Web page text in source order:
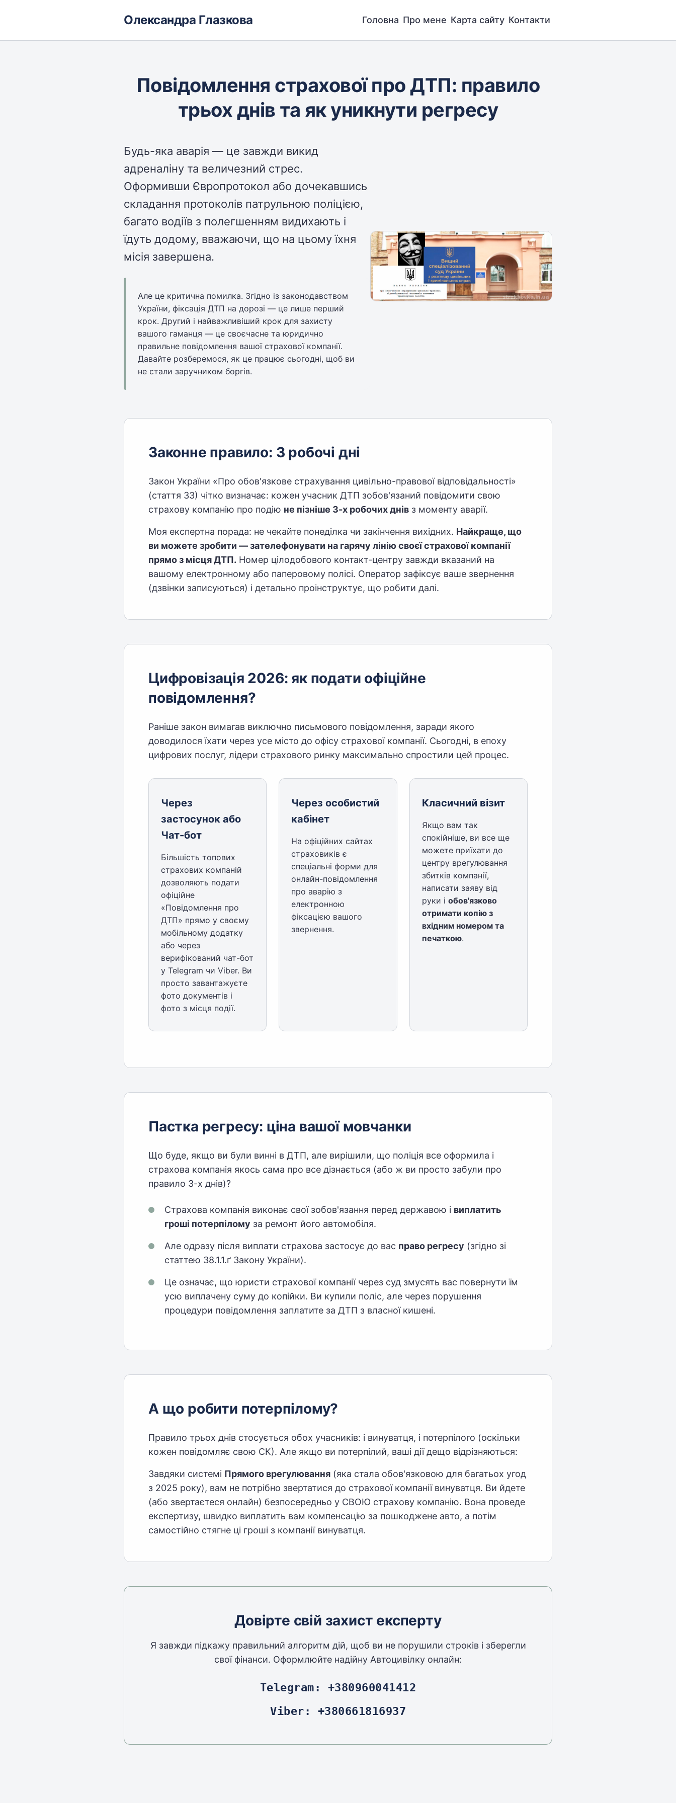
Олександра Глазкова Головна Про мене Карта сайту Контакти
Повідомлення страхової про ДТП: правило
трьох днів та як уникнути регресу
Будь-яка аварія — це завжди викид
адреналіну та величезний стрес.
Оформивши Європротокол або дочекавшись
складання протоколів патрульною поліцією,
багато водіїв з полегшенням видихають і
їдуть додому, вважаючи, що на цьому їхня
місія завершена.
Але це критична помилка. Згідно із законодавством
України, фіксація ДТП на дорозі — це лише перший
крок. Другий і найважливіший крок для захисту
вашого гаманця — це своєчасне та юридично
правильне повідомлення вашої страхової компанії.
Давайте розберемося, як це працює сьогодні, щоб ви
не стали заручником боргів.
Законне правило: 3 робочі дні
Закон України «Про обов'язкове страхування цивільно-правової відповідальності»
(стаття 33) чітко визначає: кожен учасник ДТП зобов'язаний повідомити свою
страхову компанію про подію не пізніше 3-х робочих днів з моменту аварії.
Моя експертна порада: не чекайте понеділка чи закінчення вихідних. Найкраще, що
ви можете зробити — зателефонувати на гарячу лінію своєї страхової компанії
прямо з місця ДТП. Номер цілодобового контакт-центру завжди вказаний на
вашому електронному або паперовому полісі. Оператор зафіксує ваше звернення
(дзвінки записуються) і детально проінструктує, що робити далі.
Цифровізація 2026: як подати офіційне
повідомлення?
Раніше закон вимагав виключно письмового повідомлення, заради якого
доводилося їхати через усе місто до офісу страхової компанії. Сьогодні, в епоху
цифрових послуг, лідери страхового ринку максимально спростили цей процес.
Через
застосунок або
Чат-бот
Більшість топових
страхових компаній
дозволяють подати
офіційне
«Повідомлення про
ДТП» прямо у своєму
мобільному додатку
або через
верифікований чат-бот
у Telegram чи Viber. Ви
просто завантажуєте
фото документів і
фото з місця події.
Через особистий
кабінет
На офіційних сайтах
страховиків є
спеціальні форми для
онлайн-повідомлення
про аварію з
електронною
фіксацією вашого
звернення.
Класичний візит
Якщо вам так
спокійніше, ви все ще
можете приїхати до
центру врегулювання
збитків компанії,
написати заяву від
руки і обов'язково
отримати копію з
вхідним номером та
печаткою.
Пастка регресу: ціна вашої мовчанки
Що буде, якщо ви були винні в ДТП, але вирішили, що поліція все оформила і
страхова компанія якось сама про все дізнається (або ж ви просто забули про
правило 3-х днів)?
Страхова компанія виконає свої зобов'язання перед державою і виплатить
гроші потерпілому за ремонт його автомобіля.
Але одразу після виплати страхова застосує до вас право регресу (згідно зі
статтею 38.1.1.ґ Закону України).
Це означає, що юристи страхової компанії через суд змусять вас повернути їм
усю виплачену суму до копійки. Ви купили поліс, але через порушення
процедури повідомлення заплатите за ДТП з власної кишені.
А що робити потерпілому?
Правило трьох днів стосується обох учасників: і винуватця, і потерпілого (оскільки
кожен повідомляє свою СК). Але якщо ви потерпілий, ваші дії дещо відрізняються:
Завдяки системі Прямого врегулювання (яка стала обов'язковою для багатьох угод
з 2025 року), вам не потрібно звертатися до страхової компанії винуватця. Ви йдете
(або звертаєтеся онлайн) безпосередньо у СВОЮ страхову компанію. Вона проведе
експертизу, швидко виплатить вам компенсацію за пошкоджене авто, а потім
самостійно стягне ці гроші з компанії винуватця.
Довірте свій захист експерту
Я завжди підкажу правильний алгоритм дій, щоб ви не порушили строків і зберегли
свої фінанси. Оформлюйте надійну Автоцивілку онлайн:
Telegram: +380960041412
Viber: +380661816937